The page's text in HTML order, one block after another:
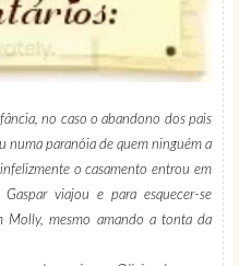
no caso o abandono dos pais
numa paranóia de quem ninguém a
o casamento entrou em
viajou e para esquecer-se
Molly, mesmo amando a tonta da